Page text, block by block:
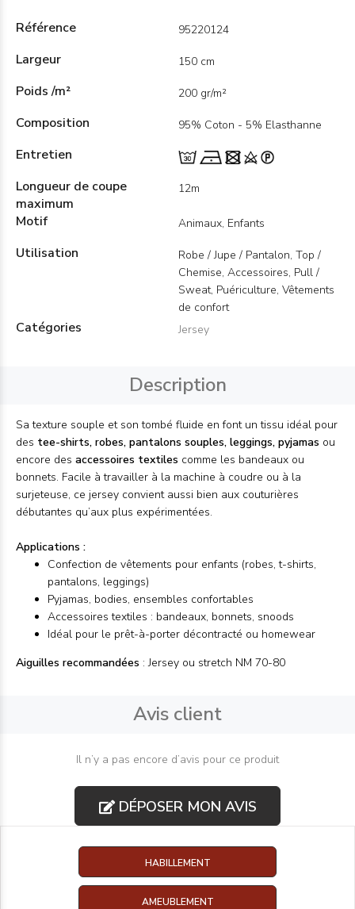
Référence 95220124
Largeur 150 cm
Poids /m² 200 gr/m²
Composition 95% Coton - 5% Elasthanne
Entretien
Longueur de coupe
maximum
12m
Motif Animaux, Enfants
Utilisation
Robe / Jupe / Pantalon, Top /
Chemise, Accessoires, Pull /
Sweat, Puériculture, Vêtements
de confort
Catégories Jersey
Description
Sa texture souple et son tombé fluide en font un tissu idéal pour
des tee-shirts, robes, pantalons souples, leggings, pyjamas ou
encore des accessoires textiles comme les bandeaux ou
bonnets. Facile à travailler à la machine à coudre ou à la
surjeteuse, ce jersey convient aussi bien aux couturières
débutantes qu’aux plus expérimentées.
Applications :
Confection de vêtements pour enfants (robes, t-shirts,
pantalons, leggings)
Pyjamas, bodies, ensembles confortables
Accessoires textiles : bandeaux, bonnets, snoods
Idéal pour le prêt-à-porter décontracté ou homewear
Aiguilles recommandées : Jersey ou stretch NM 70-80
Avis client
Il n’y a pas encore d’avis pour ce produit
DÉPOSER MON AVIS
HABILLEMENT
AMEUBLEMENT